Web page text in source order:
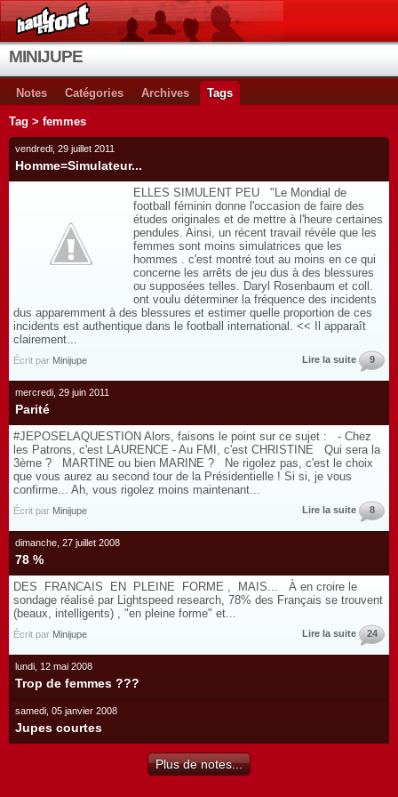
MINIJUPE
Notes Catégories Archives Tags
Tag > femmes
vendredi, 29 juillet 2011
Homme=Simulateur...
ELLES SIMULENT PEU "Le Mondial de
football féminin donne l'occasion de faire des
études originales et de mettre à l'heure certaines
pendules. Ainsi, un récent travail révèle que les
femmes sont moins simulatrices que les
hommes . c'est montré tout au moins en ce qui
concerne les arrêts de jeu dus à des blessures
ou supposées telles. Daryl Rosenbaum et coll.
ont voulu déterminer la fréquence des incidents
dus apparemment à des blessures et estimer quelle proportion de ces
incidents est authentique dans le football international. << Il apparaît
clairement...
Écrit par Minijupe Lire la suite 9
mercredi, 29 juin 2011
Parité
#JEPOSELAQUESTION Alors, faisons le point sur ce sujet : - Chez
les Patrons, c'est LAURENCE - Au FMI, c'est CHRISTINE Qui sera la
3ème ? MARTINE ou bien MARINE ? Ne rigolez pas, c'est le choix
que vous aurez au second tour de la Présidentielle ! Si si, je vous
confirme... Ah, vous rigolez moins maintenant...
Écrit par Minijupe Lire la suite 8
dimanche, 27 juillet 2008
78 %
DES FRANCAIS EN PLEINE FORME , MAIS... À en croire le
sondage réalisé par Lightspeed research, 78% des Français se trouvent
(beaux, intelligents) , "en pleine forme" et...
Écrit par Minijupe Lire la suite 24
lundi, 12 mai 2008
Trop de femmes ???
samedi, 05 janvier 2008
Jupes courtes
Plus de notes...